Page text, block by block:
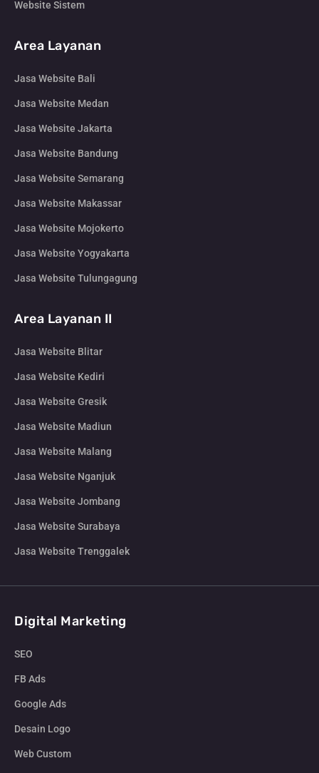
Website Sistem
Area Layanan
Jasa Website Bali
Jasa Website Medan
Jasa Website Jakarta
Jasa Website Bandung
Jasa Website Semarang
Jasa Website Makassar
Jasa Website Mojokerto
Jasa Website Yogyakarta
Jasa Website Tulungagung
Area Layanan II
Jasa Website Blitar
Jasa Website Kediri
Jasa Website Gresik
Jasa Website Madiun
Jasa Website Malang
Jasa Website Nganjuk
Jasa Website Jombang
Jasa Website Surabaya
Jasa Website Trenggalek
Digital Marketing
SEO
FB Ads
Google Ads
Desain Logo
Web Custom